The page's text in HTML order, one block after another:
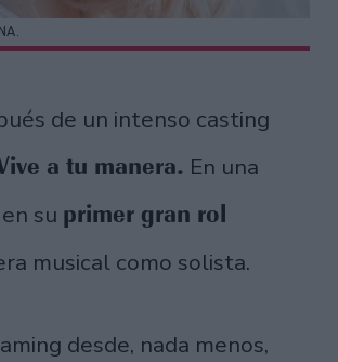
de un intenso casting
a tu manera. En una
su primer gran rol
musical como solista.
desde, nada menos,